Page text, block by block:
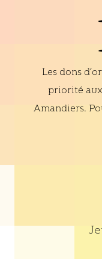
Les dons
priorité
Amandiers.